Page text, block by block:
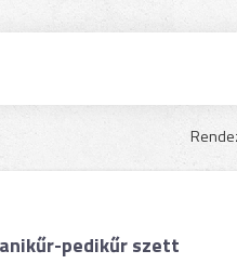
pedikűr szett